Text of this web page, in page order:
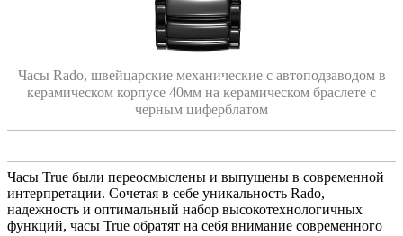
Часы Rado, швейцарские механические с автоподзаводом в
керамическом корпусе 40мм на керамическом браслете с
черным циферблатом
Часы True были переосмыслены и выпущены в современной
интерпретации. Сочетая в себе уникальность Rado,
надежность и оптимальный набор высокотехнологичных
функций, часы True обратят на себя внимание современного